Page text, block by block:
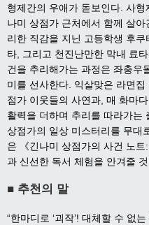
형제간의 우애가 돋보인다. 사
나미 상점가 근처에서 함께 살
리한 직감을 지닌 고등학생 후
타, 그리고 천진난만한 막내 료
건을 추리해가는 과정은 좌충우
미를 선사한다. 익살맞은 라면
점가 이웃들의 사연과, 매 화마
활력을 더하며 추리를 따라가는
상점가의 일상 미스터리를 무대
은 《긴나미 상점가의 사건 노
과 신선한 독서 체험을 안겨줄 것
■ 추천의 말
“한마디로 ‘괴작’! 대체할 수 없